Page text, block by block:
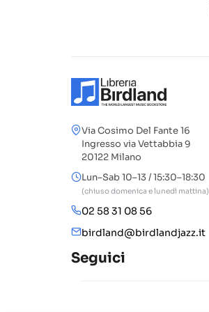
Via Cosimo Del Fante 16
Ingresso via Vettabbia 9
20122 Milano
Lun–Sab 10–13 / 15:30–18:30
(chiuso domenica e lunedì mattina)
02 58 31 08 56
birdland@birdlandjazz.it
Seguici